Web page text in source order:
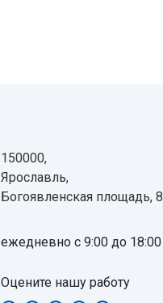
150000,
Ярославль,
Богоявленская площадь, 8
ежедневно с 9:00 до 18:00
Оцените нашу работу